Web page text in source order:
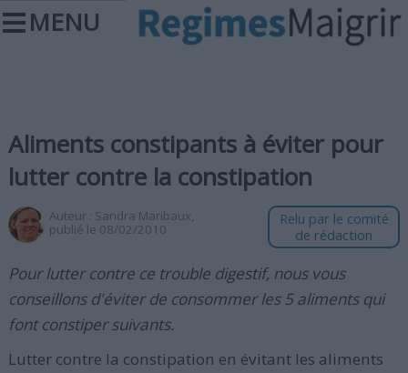
MENU
Aliments constipants à éviter pour
lutter contre la constipation
Auteur : Sandra Maribaux,
publié le 08/02/2010
Relu par le comité
de rédaction
Pour lutter contre ce trouble digestif, nous vous
conseillons d'éviter de consommer les 5 aliments qui
font constiper suivants.
Lutter contre la constipation en évitant les aliments